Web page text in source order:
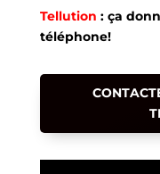
Tellution : ça
téléphone!